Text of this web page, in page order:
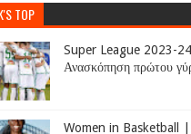
TOP
Super League 2023-
Ανασκόπηση πρώτου
Women in Basketball |